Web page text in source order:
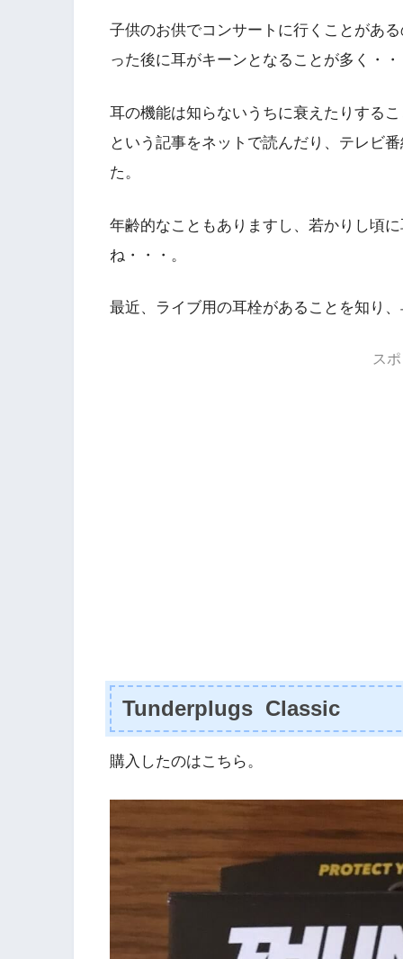
子供のお供でコンサートに行くことがあ
った後に耳がキーンとなることが多く・
耳の機能は知らないうちに衰えたりする
という記事をネットで読んだり、テレビ
た。
年齢的なこともありますし、若かりし頃
ね・・・。
最近、ライブ用の耳栓があることを知り
ス
Tunderplugs Classic
購入したのはこちら。